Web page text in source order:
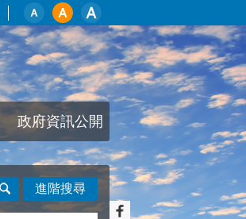
政府資訊公開
進階搜尋